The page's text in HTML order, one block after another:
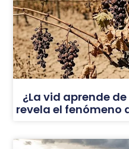
¿La vid aprende
revela el fenómeno